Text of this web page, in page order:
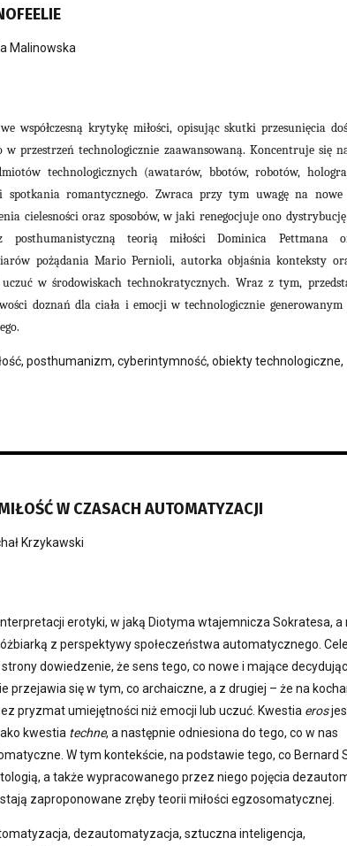
Malinowska
współczesną krytykę miłości, opisując skutki przesunięcia
w przestrzeń technologicznie zaawansowaną. Koncentruje się
technologicznych (awatarów, bbotów, robotów,
spotkania romantycznego. Zwraca przy tym uwagę na nowe
cielesności oraz sposobów, w jaki renegocjuje ono
posthumanistyczną teorią miłości Dominica Pettmana
pożądania Mario Pernioli, autorka objaśnia konteksty
w środowiskach technokratycznych. Wraz z tym,
doznań dla ciała i emocji w technologicznie generowanym
posthumanizm, cyberintymność, obiekty technologiczne,
W CZASACH AUTOMATYZACJI
Krzykawski
erotyki, w jaką Diotyma wtajemnicza Sokratesa, a
z perspektywy społeczeństwa automatycznego.
dowiedzenie, że sens tego, co nowe i mające
przejawia się w tym, co archaiczne, a z drugiej – że na
pryzmat umiejętności niż emocji lub uczuć. Kwestia eros
kwestia techne, a następnie odniesiona do tego, co w nas
W tym kontekście, na podstawie tego, co Bernard
a także wypracowanego przez niego pojęcia
zaproponowane zręby teorii miłości egzosomatycznej.
dezautomatyzacja, sztuczna inteligencja,